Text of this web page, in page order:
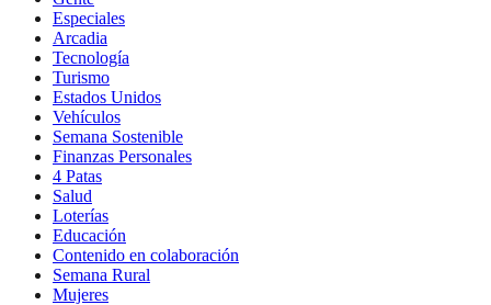
Especiales
Arcadia
Tecnología
Turismo
Estados Unidos
Vehículos
Semana Sostenible
Finanzas Personales
4 Patas
Salud
Loterías
Educación
Contenido en colaboración
Semana Rural
Mujeres